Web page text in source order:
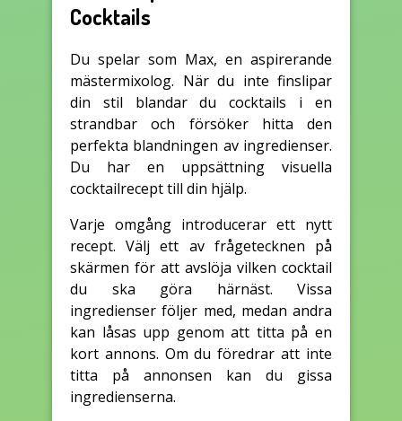
Cocktails
Du spelar som Max, en aspirerande
mästermixolog. När du inte finslipar
din stil blandar du cocktails i en
strandbar och försöker hitta den
perfekta blandningen av ingredienser.
Du har en uppsättning visuella
cocktailrecept till din hjälp.
Varje omgång introducerar ett nytt
recept. Välj ett av frågetecknen på
skärmen för att avslöja vilken cocktail
du ska göra härnäst. Vissa
ingredienser följer med, medan andra
kan låsas upp genom att titta på en
kort annons. Om du föredrar att inte
titta på annonsen kan du gissa
ingredienserna.